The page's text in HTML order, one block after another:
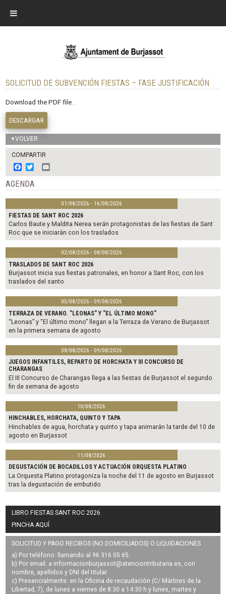
SOLICITUD DE SUBVENCIÓN FIESTAS – FASE JUSTIFICACIÓN
Download the PDF file .
DESCARGAR
VOLVER
COMPARTIR
F
a
c
e
b
o
o
k
w
i
t
t
e
r
m
i
l
AGENDA
01/08/2026 - 16/08/2026
FIESTAS DE SANT ROC 2026
Carlos Baute y Maldita Nerea serán protagonistas de las fiestas de Sant
Roc que se iniciarán con los traslados
02/08/2026 - 08/08/2026
TRASLADOS DE SANT ROC 2026
Burjassot inicia sus fiestas patronales, en honor a Sant Roc, con los
traslados del santo
05/08/2026 - 09/08/2026
TERRAZA DE VERANO. "LEONAS" Y "EL ÚLTIMO MONO"
“Leonas” y “El último mono” llegan a la Terraza de Verano de Burjassot
en la primera semana de agosto
08/08/2026 - 09/08/2026
JUEGOS INFANTILES, REPARTO DE HORCHATA Y III CONCURSO DE
CHARANGAS
El III Concurso de Charangas llega a las fiestas de Burjassot el segundo
fin de semana de agosto
10/08/2026
HINCHABLES, HORCHATA, QUINTO Y TAPA
Hinchables de agua, horchata y quinto y tapa animarán la tarde del 10 de
agosto en Burjassot
11/08/2026
DEGUSTACIÓN DE BOCADILLOS Y ACTUACIÓN ORQUESTA PLATINO
La Orquesta Platino protagoniza la noche del 11 de agosto en Burjassot
tras la degustación de embutido
LIBRO FIESTAS SANT ROC 2026
PINCHA AQUÍ
SOLICITUD Y PAGO RECIBOS (NO DOMICILIADOS) O LIQUIDACIONES
a) Por teléfono: llamando al 96 316 05 65.
b) Por email: a informacionburjassot@atenciontributaria.es, con
nombre, apellidos y DNI del titular.
c) Presencialmente: en la Oficina de recaudación (C/ Mártires de la
Libertad, 7), de lunes a viernes de 8:30 a 14:30 h y lunes, martes y